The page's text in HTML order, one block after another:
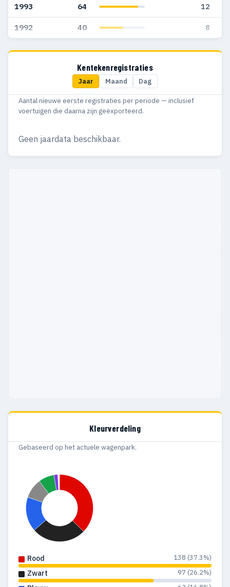
1993 64 12
1992 40 8
Kentekenregistraties
Jaar Maand Dag
Aantal nieuwe eerste registraties per periode — inclusief
voertuigen die daarna zijn geëxporteerd.
Geen jaardata beschikbaar.
Kleurverdeling
Gebaseerd op het actuele wagenpark.
Rood 138 (37.3%)
Zwart 97 (26.2%)